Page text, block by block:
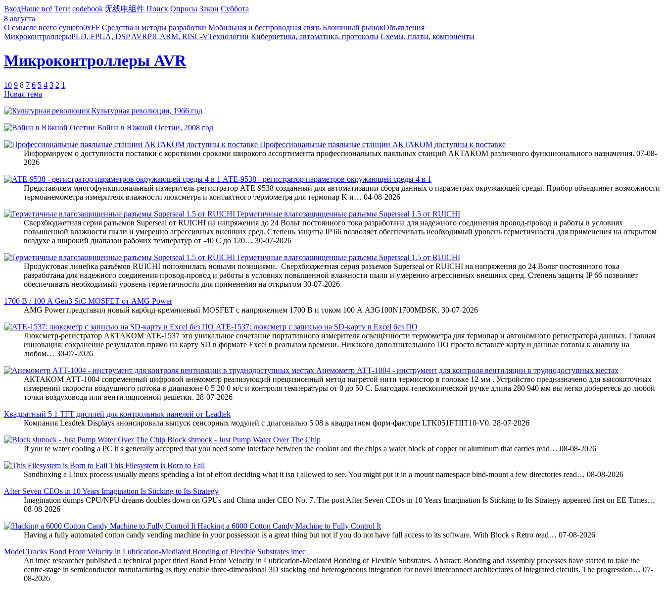
ВходНаше всё Теги codebook 无线电组件 Поиск Опросы Закон Суббота
8 августа
О смысле всего сущего0xFF Средства и методы разработки Мобильная и беспроводная связь Блошиный рынокОбъявления
МикроконтроллерыPLD, FPGA, DSP AVRPICARM, RISC-VТехнологии Кибернетика, автоматика, протоколы Схемы, платы, компоненты
Микроконтроллеры AVR
10 9 8 7 6 5 4 3 2 1
Новая тема
Культурная революция, 1966 год
Война в Южной Осетии, 2008 год
Профессиональные паяльные станции АКТАКОМ доступны к поставке
Информируем о доступности поставки с короткими сроками широкого ассортимента профессиональных паяльных станций АКТАКОМ различного функционального назначения. 07-08-
2026
АТЕ-9538 - регистратор параметров окружающей среды 4 в 1
Представляем многофункциональный измеритель-регистратор АТЕ-9538 созданный для автоматизации сбора данных о параметрах окружающей среды. Прибор объединяет возможности
термоанемометра измерителя влажности люксметра и контактного термометра для термопар K и… 04-08-2026
Герметичные влагозащищенные разъемы Superseal 1.5 от RUICHI
Сверхбюджетная серия разъемов Superseal от RUICHI на напряжения до 24 Вольт постоянного тока разработана для надежного соединения провод-провод и работы в условиях
повышенной влажности пыли и умеренно агрессивных внешних сред. Степень защиты IP 66 позволяет обеспечивать необходимый уровень герметичности для применения на открытом
воздухе а широкий диапазон рабочих температур от -40 С до 120… 30-07-2026
Герметичные влагозащищенные разъемы Superseal 1.5 от RUICHI
Продуктовая линейка разъёмов RUICHI пополнилась новыми позициями. Сверхбюджетная серия разъемов Superseal от RUICHI на напряжения до 24 Вольт постоянного тока
разработана для надежного соединения провод-провод и работы в условиях повышенной влажности пыли и умеренно агрессивных внешних сред. Степень защиты IP 66 позволяет
обеспечивать необходимый уровень герметичности для применения на открытом 30-07-2026
1700 В / 100 А Gen3 SiC MOSFET от AMG Power
AMG Power представил новый карбид-кремниевый MOSFET с напряжением 1700 В и током 100 А A3G100N1700MDSK. 30-07-2026
АТЕ-1537: люксметр с записью на SD-карту в Excel без ПО
Люксметр-регистратор АКТАКОМ АТЕ-1537 это уникальное сочетание портативного измерителя освещённости термометра для термопар и автономного регистратора данных. Главная
инновация: сохранение результатов прямо на карту SD в формате Excel в реальном времени. Никакого дополнительного ПО просто вставьте карту и данные готовы к анализу на
любом… 30-07-2026
Анемометр АТТ-1004 - инструмент для контроля вентиляции в труднодоступных местах
АКТАКОМ АТТ-1004 современный цифровой анемометр реализующий прецизионный метод нагретой нити термистор в головке 12 мм . Устройство предназначено для высокоточных
измерений скорости воздушного потока в диапазоне 0 5 20 0 м/с и контроля температуры от 0 до 50 C. Благодаря телескопической ручке длина 280 940 мм вы легко доберетесь до любой
точки воздуховода или вентиляционной решетки. 28-07-2026
Квадратный 5 1 TFT дисплей для контрольных панелей от Leadtek
Компания Leadtek Displays анонсировала выпуск сенсорных модулей с диагональю 5 08 в квадратном форм-факторе LTK051FTIIT10-V0. 28-07-2026
Block shmock - Just Pump Water Over The Chip
If you re water cooling a PC it s generally accepted that you need some interface between the coolant and the chips a water block of copper or aluminum that carries read… 08-08-2026
This Filesystem is Born to Fail
Sandboxing a Linux process usually means spending a lot of effort deciding what it isn t allowed to see. You might put it in a mount namespace bind-mount a few directories read… 08-08-2026
After Seven CEOs in 10 Years Imagination Is Sticking to Its Strategy
Imagination dumps CPU/NPU dreams doubles down on GPUs and China under CEO No. 7. The post After Seven CEOs in 10 Years Imagination Is Sticking to Its Strategy appeared first on EE Times…
08-08-2026
Hacking a 6000 Cotton Candy Machine to Fully Control It
Having a fully automated cotton candy vending machine in your possession is a great thing but not if you do not have full access to its software. With Block s Retro read… 07-08-2026
Model Tracks Bond Front Velocity in Lubrication-Mediated Bonding of Flexible Substrates imec
An imec researcher published a technical paper titled Bond Front Velocity in Lubrication-Mediated Bonding of Flexible Substrates. Abstract: Bonding and assembly processes have started to take the
centre-stage in semiconductor manufacturing as they enable three-dimensional 3D stacking and heterogeneous integration for novel interconnect architectures of integrated circuits. The progression… 07-
08-2026